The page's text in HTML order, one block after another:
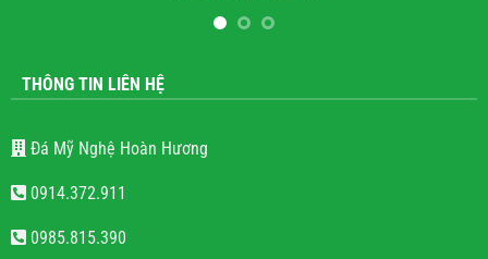
THÔNG TIN LIÊN HỆ
Đá Mỹ Nghệ Hoàn Hương
0914.372.911
0985.815.390